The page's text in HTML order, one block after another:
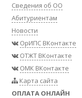
Сведения об ОО
Абитуриентам
Новости
ОрИПС ВКонтакте
ОТЖТ ВКонтакте
ОМК ВКонтакте
Карта сайта
ОПЛАТА ОНЛАЙН